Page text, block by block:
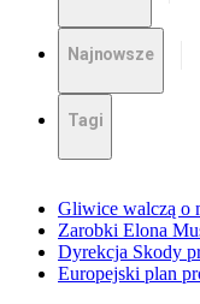
Najnowsze
Tagi
Gliwice walczą o
Zarobki Elona
Dyrekcja Skody
Europejski plan